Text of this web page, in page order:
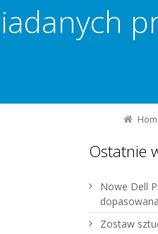
Ostatnie
Nowe Dell
Zostaw